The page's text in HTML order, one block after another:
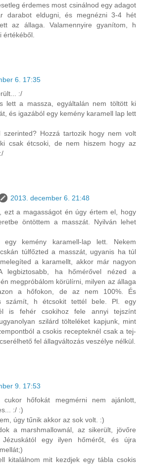
érdemes most csinálnod egy adagot
darabot eldugni, és megnézni 3-4 hét
az állaga. Valamennyire gyanítom, h
értékéből.
6. 17:35
:/
lett a massza, egyáltalán nem töltött ki
és igazából egy kemény karamell lap lett
Hozzá tartozik hogy nem volt
csak étcsoki, de nem hiszem hogy az
2013. december 6. 21:48
ezt a magasságot én úgy értem el, hogy
öntöttem a masszát. Nyilván lehet
kemény karamell-lap lett. Nekem
túlfőzted a masszát, ugyanis ha túl
a karamellt, akkor már nagyon
legbiztosabb, ha hőmérővel nézed a
megpróbálom körülírni, milyen az állaga
a hőfokon, de az nem 100%. És
számít, h étcsokit tettél bele. Pl. egy
is fehér csokihoz fele annyi tejszínt
szilárd tölteléket kapjunk, mint
a csokis recepteknél csak a tej-
fel állagváltozás veszélye nélkül.
9. 17:53
hőfokát megmérni nem ajánlott,
:/ :)
úgy tűnik akkor az sok volt. :)
a marshmallownál, az sikerült, jövőre
egy ilyen hőmérőt, és újra
kitalálnom mit kezdjek egy tábla csokis